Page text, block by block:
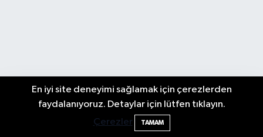
En iyi site deneyimi sağlamak için çerezlerden
faydalanıyoruz. Detaylar için lütfen tıklayın.
Çerezler
TAMAM
Bartın TSO'da Ortak Gündem: Ekonomi
ve Sektörel Sorunlar